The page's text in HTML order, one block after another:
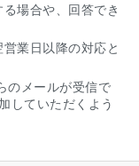
場合や、回答でき
業日以降の対応と
のメールが受信で
していただくよう